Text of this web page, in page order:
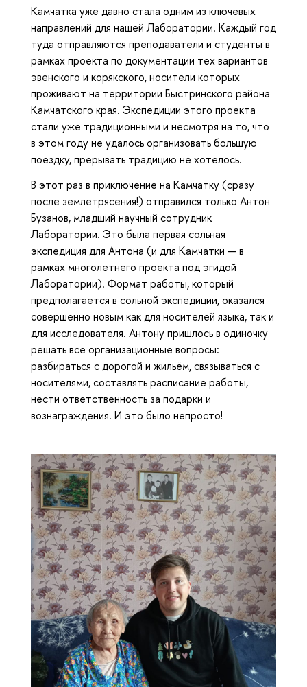
Камчатка уже давно стала одним из ключевых
направлений для нашей Лаборатории. Каждый год
туда отправляются преподаватели и студенты в
рамках проекта по документации тех вариантов
эвенского и корякского, носители которых
проживают на территории Быстринского района
Камчатского края. Экспедиции этого проекта
стали уже традиционными и несмотря на то, что
в этом году не удалось организовать большую
поездку, прерывать традицию не хотелось.
В этот раз в приключение на Камчатку (сразу
после землетрясения!) отправился только Антон
Бузанов, младший научный сотрудник
Лаборатории. Это была первая сольная
экспедиция для Антона (и для Камчатки — в
рамках многолетнего проекта под эгидой
Лаборатории). Формат работы, который
предполагается в сольной экспедиции, оказался
совершенно новым как для носителей языка, так и
для исследователя. Антону пришлось в одиночку
решать все организационные вопросы:
разбираться с дорогой и жильём, связываться с
носителями, составлять расписание работы,
нести ответственность за подарки и
вознаграждения. И это было непросто!